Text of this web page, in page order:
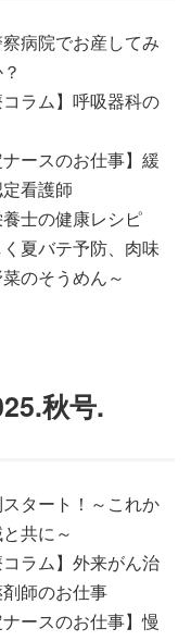
察病院でお産してみ
コラム】呼吸器科の
ナースのお仕事】緩
看護師
養士の健康レシピ
夏バテ予防、肉味
のそうめん～
秋号.
スタート！～これか
共に～
コラム】外来がん治
師のお仕事
ナースのお仕事】慢